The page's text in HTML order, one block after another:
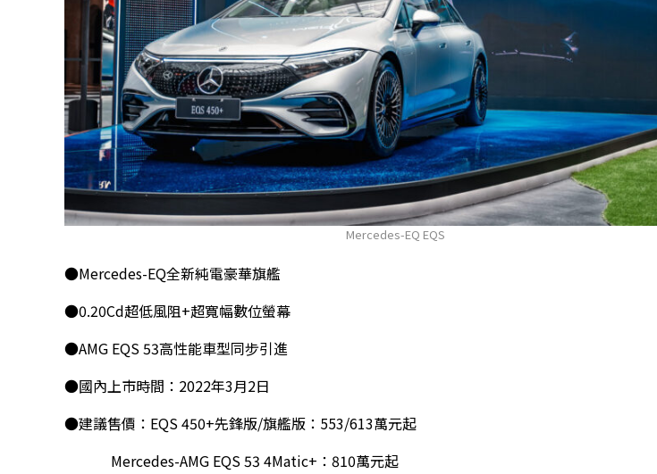
Mercedes-EQ EQS
●Mercedes-EQ全新純電豪華旗艦
●0.20Cd超低風阻+超寬幅數位螢幕
●AMG EQS 53高性能車型同步引進
●國內上市時間：2022年3月2日
●建議售價：EQS 450+先鋒版/旗艦版：553/613萬元起
Mercedes-AMG EQS 53 4Matic+：810萬元起